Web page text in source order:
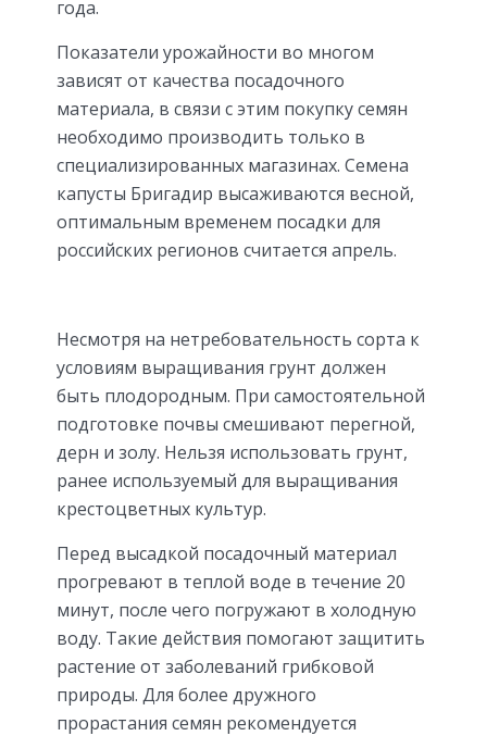
года.
Показатели урожайности во многом
зависят от качества посадочного
материала, в связи с этим покупку семян
необходимо производить только в
специализированных магазинах. Семена
капусты Бригадир высаживаются весной,
оптимальным временем посадки для
российских регионов считается апрель.
Несмотря на нетребовательность сорта к
условиям выращивания грунт должен
быть плодородным. При самостоятельной
подготовке почвы смешивают перегной,
дерн и золу. Нельзя использовать грунт,
ранее используемый для выращивания
крестоцветных культур.
Перед высадкой посадочный материал
прогревают в теплой воде в течение 20
минут, после чего погружают в холодную
воду. Такие действия помогают защитить
растение от заболеваний грибковой
природы. Для более дружного
прорастания семян рекомендуется